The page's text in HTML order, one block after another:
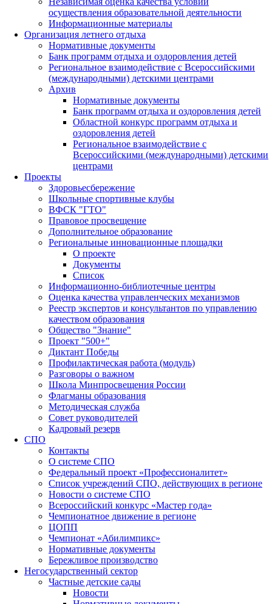
осуществления образовательной деятельности
Информационные материалы
Организация летнего отдыха
Нормативные документы
Банк программ отдыха и оздоровления детей
Региональное взаимодействие с Всероссийскими
(международными) детскими центрами
Архив
Нормативные документы
Банк программ отдыха и оздоровления детей
Областной конкурс программ отдыха и
оздоровления детей
Региональное взаимодействие с
Всероссийскими (международными) детскими
центрами
Проекты
Здоровьесбережение
Школьные спортивные клубы
ВФСК "ГТО"
Правовое просвещение
Дополнительное образование
Региональные инновационные площадки
О проекте
Документы
Список
Информационно-библиотечные центры
Оценка качества управленческих механизмов
Реестр экспертов и консультантов по управлению
качеством образования
Общество "Знание"
Проект "500+"
Диктант Победы
Профилактическая работа (модуль)
Разговоры о важном
Школа Минпросвещения России
Флагманы образования
Методическая служба
Совет руководителей
Кадровый резерв
СПО
Контакты
О системе СПО
Федеральный проект «Профессионалитет»
Список учреждений СПО, действующих в регионе
Новости о системе СПО
Всероссийский конкурс «Мастер года»
Чемпионатное движение в регионе
ЦОПП
Чемпионат «Абилимпикс»
Нормативные документы
Бережливое производство
Негосударственный сектор
Частные детские сады
Новости